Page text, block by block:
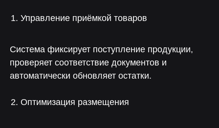
Управление приёмкой товаров
Система фиксирует поступление продукции,
проверяет соответствие документов и
автоматически обновляет остатки.
Оптимизация размещения